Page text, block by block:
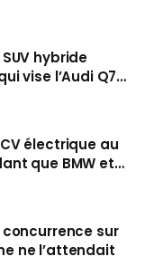
hybride
vise l’Audi Q7
électrique au
que BMW et
sur
ne l’attendait